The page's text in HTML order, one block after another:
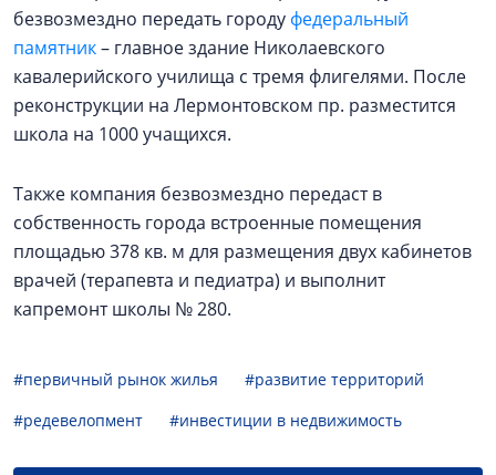
безвозмездно передать городу федеральный
памятник– главное здание Николаевского
кавалерийского училища с тремя флигелями. После
реконструкции на Лермонтовском пр. разместится
школа на 1000 учащихся.
Также компания безвозмездно передаст в
собственность города встроенные помещения
площадью 378 кв. м для размещения двух кабинетов
врачей (терапевта и педиатра) и выполнит
капремонт школы № 280.
#первичный рынок жилья
#развитие территорий
#редевелопмент
#инвестиции в недвижимость